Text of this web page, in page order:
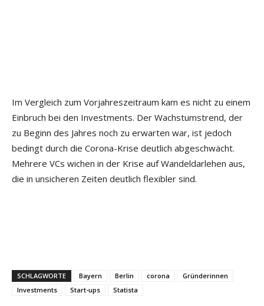
Im Vergleich zum Vorjahreszeitraum kam es nicht zu einem
Einbruch bei den Investments. Der Wachstumstrend, der
zu Beginn des Jahres noch zu erwarten war, ist jedoch
bedingt durch die Corona-Krise deutlich abgeschwächt.
Mehrere VCs wichen in der Krise auf Wandeldarlehen aus,
die in unsicheren Zeiten deutlich flexibler sind.
SCHLAGWORTE Bayern Berlin corona
Gründerinnen
Investments
Start-ups Statista